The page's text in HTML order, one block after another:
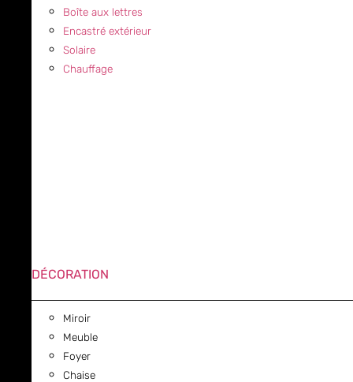
Boîte aux lettres
Encastré extérieur
Solaire
Chauffage
DÉCORATION
Miroir
Meuble
Foyer
Chaise